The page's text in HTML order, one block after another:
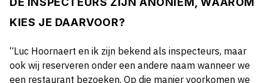
KIES JE DAARVOOR?
“Luc Hoornaert en ik zijn bekend als inspecteurs, maar
ook wij reserveren onder een andere naam wanneer we
een restaurant bezoeken. Op die manier voorkomen we